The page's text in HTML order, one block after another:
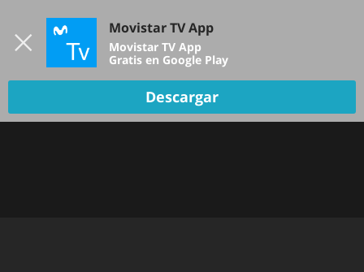
TV EN VIVO
Movistar TV App
Movistar TV App
Gratis en Google Play
Descargar